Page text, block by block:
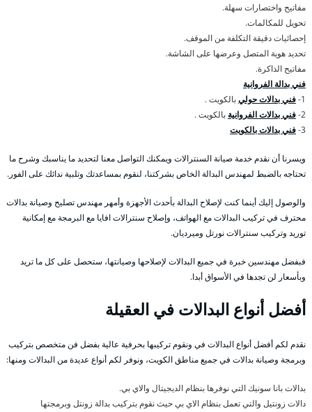
مفاتيح واختصارات سهلة.
تحويل للمكالمات.
إحصائيات دقيقة التكلفة من الموقف.
تحديد هوية المتصل وعرضها على الشاشة.
مفاتيح الذاكرة.
فني بدالة الفروانية
1- فني بدالات حوليبالكويت .
2- فني بدالات الفروانية بالكويت .
3- فني بدالات بالكويت
ويسرنا أن نقدم خدمة صيانة السنترالات ويمكنك التواصل معنا لتحديد ما يناسبك وشرح ما
تحتاجه بالضبط لمهندس البدالة الخاص بشركتنا، لنقوم بمساعدتك وتلبية ندائك على الفور.
والوصول إليك أينما كنت لإصلاح البدالة بأحدث الأجهزة وأمهر مهندس تصليح وصيانة بدالات
محترف في تركيب البدالات مع الهواتف، وإصلاح سنترالات افايا مع البرمجة مع إمكانية
توريد وتركيب سنترالات نورتل وميرديان.
فبفضل مهندسين خبرة في جميع البدالات لإصلاحها وصيانتها، ستحصل على كل ما تريد
وبأسعار لن تجدها في الأسواق أبدا.
أفضل أنواع البدالات في العقيلة
نقدم لكم أفضل أنواع البدالات في ونقوم تركيبها بحرفية عالية بفضل فن متخصص بتركيب
وبرمجة وصيانة بدالات في جميع مناطق الكويت، ونوفر لكم أنواع عديدة من البدالات ومنها:
بدالات بانا سونيك التي نوفرها بنظام الديجيتال والاي بي.
دالات زونتيل والتي تعمل بنظام الاي بي حيث نقوم بتركيب بدالة زونتل وبرمجتها